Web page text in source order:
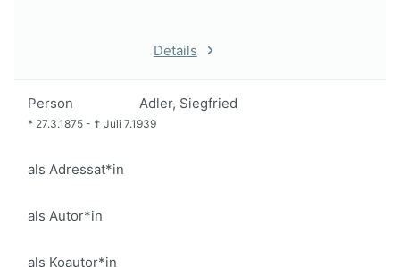
Details
Person Adler, Siegfried
* 27.3.1875 - † Juli 7.1939
als Adressat*in
als Autor*in
als Koautor*in